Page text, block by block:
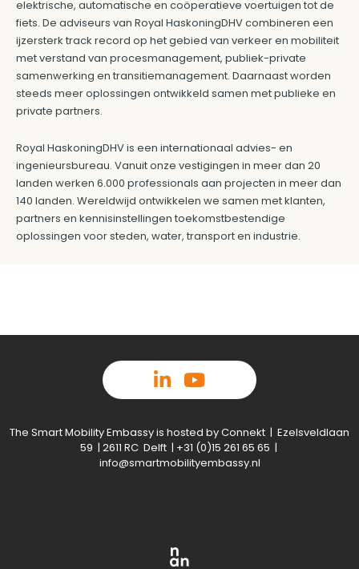
elektrische, automatische en coöperatieve voertuigen tot de
fiets. De adviseurs van Royal HaskoningDHV combineren een
ijzersterk track record op het gebied van verkeer en mobiliteit
met verstand van procesmanagement, publiek-private
samenwerking en transitiemanagement. Daarnaast worden
steeds meer oplossingen ontwikkeld samen met publieke en
private partners.
Royal HaskoningDHV is een internationaal advies- en
ingenieursbureau. Vanuit onze vestigingen in meer dan 20
landen werken 6.000 professionals aan projecten in meer dan
140 landen. Wereldwijd ontwikkelen we samen met klanten,
partners en kennisinstellingen toekomstbestendige
oplossingen voor steden, water, transport en industrie.
The Smart Mobility Embassy is hosted by Connekt | Ezelsveldlaan
59 | 2611 RC Delft | +31 (0)15 261 65 65 |
info@smartmobilityembassy.nl